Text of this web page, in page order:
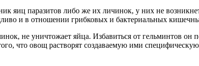
яиц паразитов либо же их личинок, у них не
и в отношении грибковых и бактериальных
не уничтожает яйца. Избавиться от гельминтов он
что овощ растворят создаваемую ими